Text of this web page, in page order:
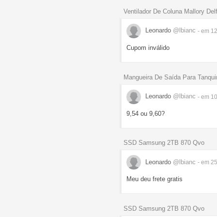
Ventilador De Coluna Mallory
Leonardo @lbianc - em
Cupom inválido
Mangueira De Saída Para
Leonardo @lbianc - em
9,54 ou 9,60?
SSD Samsung 2TB 870 Qvo
Leonardo @lbianc - em
Meu deu frete gratis
SSD Samsung 2TB 870 Qvo